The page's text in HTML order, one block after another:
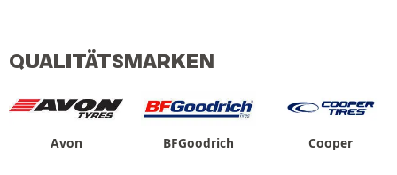
QUALITÄTSMARKEN
Avon BFGoodrich Cooper